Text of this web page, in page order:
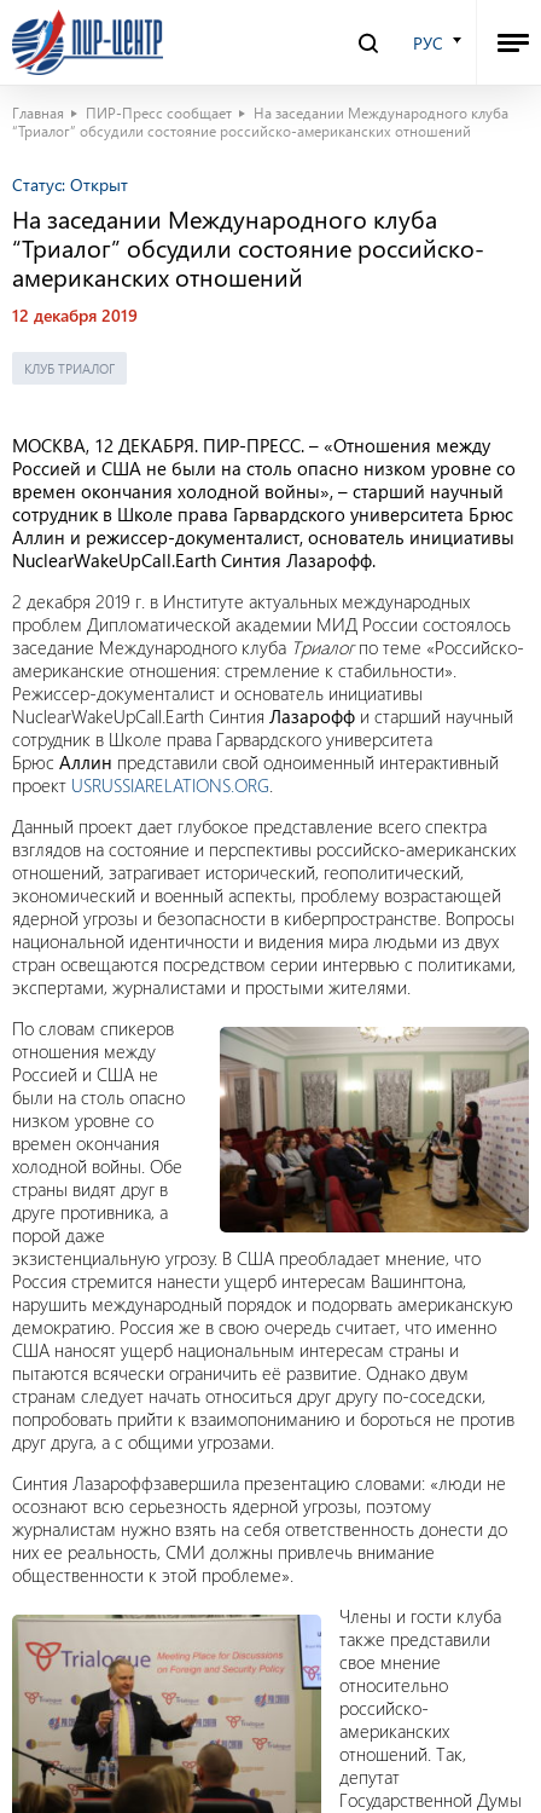
РУС
Главная ПИР-Пресс сообщает
На заседании Международного клуба
“Триалог” обсудили состояние российско-американских отношений
Статус: Открыт
На заседании Международного клуба
“Триалог” обсудили состояние российско-
американских отношений
12 декабря 2019
КЛУБ ТРИАЛОГ
МОСКВА, 12 ДЕКАБРЯ. ПИР-ПРЕСС. – «Отношения между
Россией и США не были на столь опасно низком уровне со
времен окончания холодной войны», – старший научный
сотрудник в Школе права Гарвардского университета Брюс
Аллин и режиссер-документалист, основатель инициативы
NuclearWakeUpCall.Earth Синтия Лазарофф.
2 декабря 2019 г. в Институте актуальных международных
проблем Дипломатической академии МИД России состоялось
заседание Международного клуба Триалогпо теме «Российско-
американские отношения: стремление к стабильности».
Режиссер-документалист и основатель инициативы
NuclearWakeUpCall.Earth Синтия Лазарофф и старший научный
сотрудник в Школе права Гарвардского университета
Брюс Аллин представили свой одноименный интерактивный
проект USRUSSIARELATIONS.ORG.
Данный проект дает глубокое представление всего спектра
взглядов на состояние и перспективы российско-американских
отношений, затрагивает исторический, геополитический,
экономический и военный аспекты, проблему возрастающей
ядерной угрозы и безопасности в киберпространстве. Вопросы
национальной идентичности и видения мира людьми из двух
стран освещаются посредством серии интервью с политиками,
экспертами, журналистами и простыми жителями.
По словам спикеров
отношения между
Россией и США не
были на столь опасно
низком уровне со
времен окончания
холодной войны. Обе
страны видят друг в
друге противника, а
порой даже
экзистенциальную угрозу. В США преобладает мнение, что
Россия стремится нанести ущерб интересам Вашингтона,
нарушить международный порядок и подорвать американскую
демократию. Россия же в свою очередь считает, что именно
США наносят ущерб национальным интересам страны и
пытаются всячески ограничить её развитие. Однако двум
странам следует начать относиться друг другу по-соседски,
попробовать прийти к взаимопониманию и бороться не против
друг друга, а с общими угрозами.
Синтия Лазароффзавершила презентацию словами: «люди не
осознают всю серьезность ядерной угрозы, поэтому
журналистам нужно взять на себя ответственность донести до
них ее реальность, СМИ должны привлечь внимание
общественности к этой проблеме».
Члены и гости клуба
также представили
свое мнение
относительно
российско-
американских
отношений. Так,
депутат
Государственной Думы